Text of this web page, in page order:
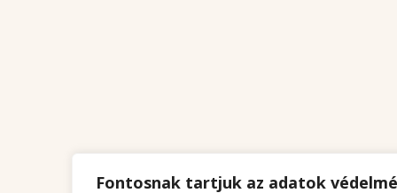
Fontosnak tartjuk az adatok